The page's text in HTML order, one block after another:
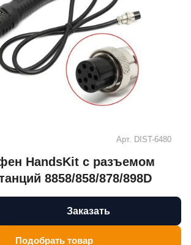
Арт. DIST-6480
HandsKit с разъемом
8858/858/878/898D
Заказать
Подобрать товар